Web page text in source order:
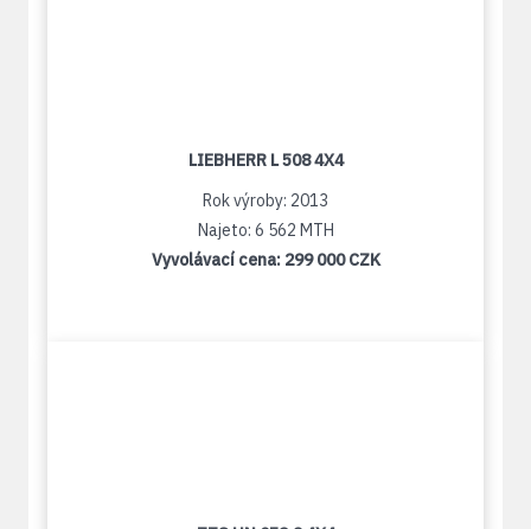
LIEBHERR L 508 4X4
Rok výroby: 2013
Najeto: 6 562 MTH
Vyvolávací cena: 299 000 CZK